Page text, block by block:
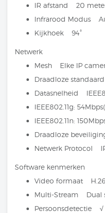
IR afstand 20
Infrarood Modus
Kijkhoek 94°
Netwerk
Mesh Elke IP
Draadloze
Datasnelheid
IEEE802.11g:
IEEE802.11n:
Draadloze
Netwerk Protocol IP,
Software kenmerken
Video formaat
Multi-Stream Dual
Persoonsdetectie √